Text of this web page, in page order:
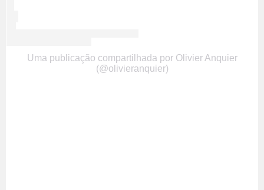
Uma publicação compartilhada por Olivier Anquier
(@olivieranquier)